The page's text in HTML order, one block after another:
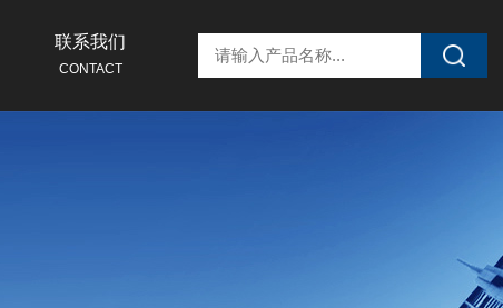
联系我们
CONTACT